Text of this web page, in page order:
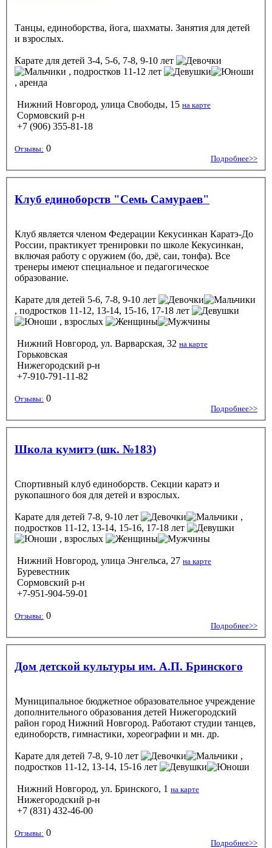
Танцы, единоборства, йога, шахматы. Занятия для детей
и взрослых.
Карате для детей 3-4, 5-6, 7-8, 9-10 лет
, подростков 11-12 лет
, аренда
Нижний Новгород, улица Свободы, 15 на карте
Сормовский р-н
+7 (906) 355-81-18
Отзывы: 0
Подробнее>>
Клуб единоборств "Семь Самураев"
Клуб является членом Федерации Кекусинкан Каратэ-До
России, практикует тренировки по школе Кекусинкан,
включая работу с оружием (бо, дзё, саи, тонфа). Все
тренеры имеют специальное и педагогическое
образование.
Карате для детей 5-6, 7-8, 9-10 лет
, подростков 11-12, 13-14, 15-16, 17-18 лет
, взрослых
Нижний Новгород, ул. Варварская, 32 на карте
Горьковская
Нижегородский р-н
+7-910-791-11-82
Отзывы: 0
Подробнее>>
Школа кумитэ (шк. №183)
Спортивный клуб единоборств. Секции каратэ и
рукопашного боя для детей и взрослых.
Карате для детей 7-8, 9-10 лет
,
подростков 11-12, 13-14, 15-16, 17-18 лет
, взрослых
Нижний Новгород, улица Энгельса, 27 на карте
Буревестник
Сормовский р-н
+7-951-904-59-01
Отзывы: 0
Подробнее>>
Дом детской культуры им. А.П. Бринского
Муниципальное бюджетное образовательное учреждение
дополнительного образования детей Нижегородский
район город Нижний Новгород. Работают студии танцев,
единоборств, гимнастики, хореографии и мн. др.
Карате для детей 7-8, 9-10 лет
,
подростков 11-12, 13-14, 15-16 лет
Нижний Новгород, ул. Бринского, 1 на карте
Нижегородский р-н
+7 (831) 432-46-00
Отзывы: 0
Подробнее>>